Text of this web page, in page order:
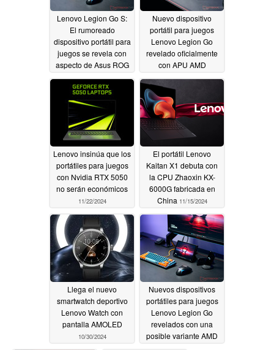
Lenovo Legion Go S:
El rumoreado
dispositivo portátil para
juegos se revela con
aspecto de Asus ROG
Ally en una nueva
filtración12/03/2024
Nuevo dispositivo
portátil para juegos
Lenovo Legion Go
revelado oficialmente
con APU AMD
Rembrandt y
conectividad Wi-Fi 6E
11/29/2024
Lenovo insinúa que los
portátiles para juegos
con Nvidia RTX 5050
no serán económicos
11/22/2024
El portátil Lenovo
Kaitan X1 debuta con
la CPU Zhaoxin KX-
6000G fabricada en
China 11/15/2024
Llega el nuevo
smartwatch deportivo
Lenovo Watch con
pantalla AMOLED
10/30/2024
Nuevos dispositivos
portátiles para juegos
Lenovo Legion Go
revelados con una
posible variante AMD